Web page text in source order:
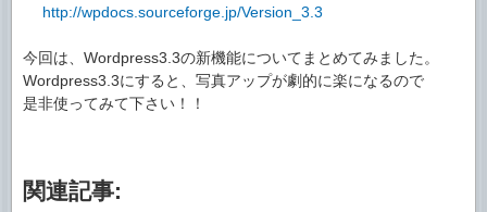
http://wpdocs.sourceforge.jp/Version_3.3
今回は、Wordpress3.3の新機能についてまとめてみました。
Wordpress3.3にすると、写真アップが劇的に楽になるので
是非使ってみて下さい！！
関連記事: